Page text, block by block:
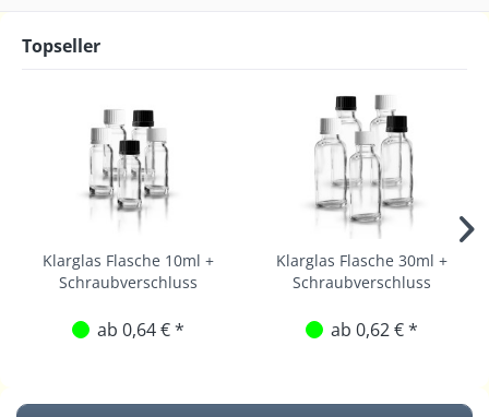
Topseller
Klarglas Flasche 10ml +
Schraubverschluss
ab 0,64 € *
Klarglas Flasche 30ml +
Schraubverschluss
ab 0,62 € *